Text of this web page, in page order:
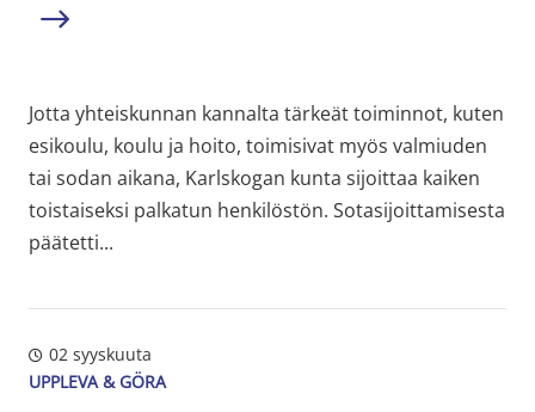
Jotta yhteiskunnan kannalta tärkeät toiminnot, kuten
esikoulu, koulu ja hoito, toimisivat myös valmiuden
tai sodan aikana, Karlskogan kunta sijoittaa kaiken
toistaiseksi palkatun henkilöstön. Sotasijoittamisesta
päätetti...
02 syyskuuta
UPPLEVA & GÖRA